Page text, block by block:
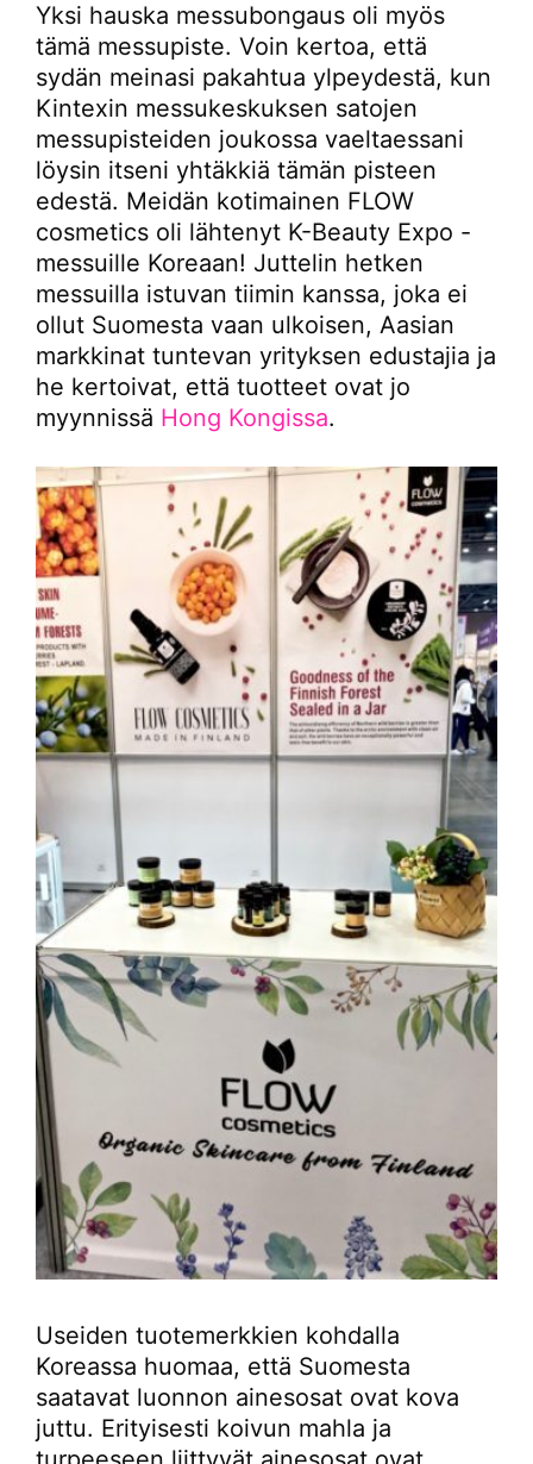
Yksi hauska messubongaus oli myös
tämä messupiste. Voin kertoa, että
sydän meinasi pakahtua ylpeydestä, kun
Kintexin messukeskuksen satojen
messupisteiden joukossa vaeltaessani
löysin itseni yhtäkkiä tämän pisteen
edestä. Meidän kotimainen FLOW
cosmetics oli lähtenyt K-Beauty Expo -
messuille Koreaan! Juttelin hetken
messuilla istuvan tiimin kanssa, joka ei
ollut Suomesta vaan ulkoisen, Aasian
markkinat tuntevan yrityksen edustajia ja
he kertoivat, että tuotteet ovat jo
myynnissä Hong Kongissa.
Useiden tuotemerkkien kohdalla
Koreassa huomaa, että Suomesta
saatavat luonnon ainesosat ovat kova
juttu. Erityisesti koivun mahla ja